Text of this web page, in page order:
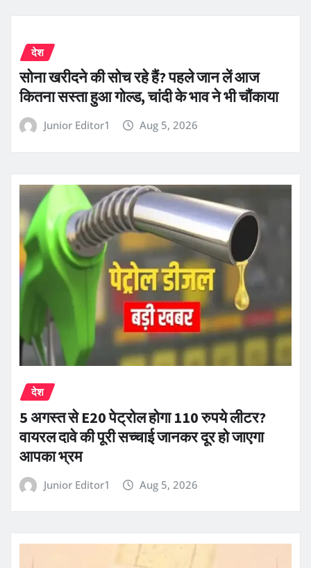
देश
सोना खरीदने की सोच रहे हैं? पहले जान लें आज
कितना सस्ता हुआ गोल्ड, चांदी के भाव ने भी चौंकाया
Junior Editor1 Aug 5, 2026
देश
5 अगस्त से E20 पेट्रोल होगा 110 रुपये लीटर?
वायरल दावे की पूरी सच्चाई जानकर दूर हो जाएगा
आपका भ्रम
Junior Editor1 Aug 5, 2026